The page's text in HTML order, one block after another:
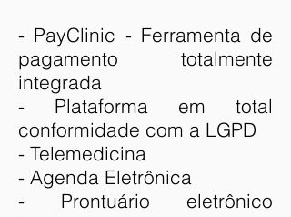
- PayClinic - Ferramenta de
pagamento totalmente
integrada
- Plataforma em total
conformidade com a LGPD
- Telemedicina
- Agenda Eletrônica
- Prontuário eletrônico